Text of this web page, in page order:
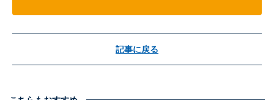
記事に戻る